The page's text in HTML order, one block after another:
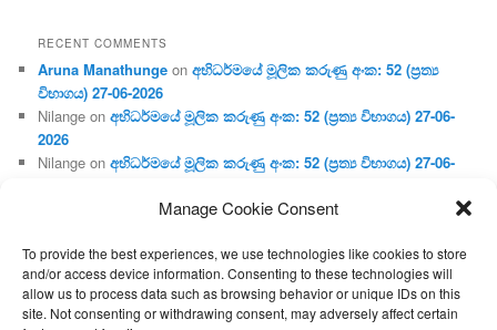
Manage Cookie Consent
To provide the best experiences, we use technologies like cookies to store
and/or access device information. Consenting to these technologies will
allow us to process data such as browsing behavior or unique IDs on this
site. Not consenting or withdrawing consent, may adversely affect certain
RECENT COMMENTS
Aruna Manathunge onඅභිධර්මයේ මූලික කරුණු අංක: 52 (ප්‍ර‍ත්‍ය
විභාගය) 27-06-2026
Nilange onඅභිධර්මයේ මූලික කරුණු අංක: 52 (ප්‍ර‍ත්‍ය විභාගය) 27-06-
2026
Nilange onඅභිධර්මයේ මූලික කරුණු අංක: 52 (ප්‍ර‍ත්‍ය විභාගය) 27-06-
Aruna Manathungeonඅභිධර්මයේ මූලික කරුණු අංක: 46 (හෘදය,
Gunaratneonඅභිධර්මයේ මූලික කරුණු අංක: 46 (හෘදය, ජීවිත,
ආහාර රූප) 02-05-2026